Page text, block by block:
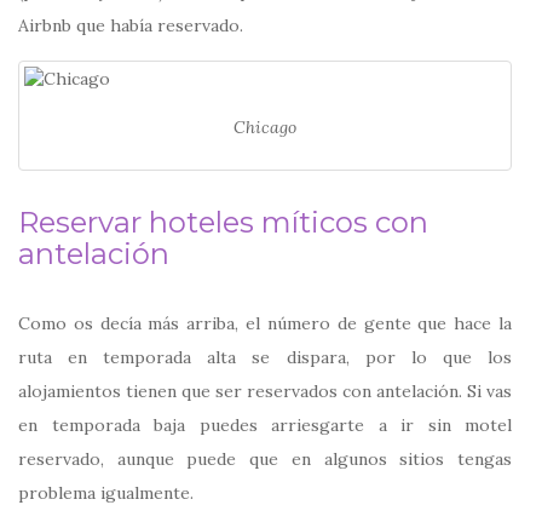
Airbnb que había reservado.
Chicago
Reservar hoteles míticos con
antelación
Como os decía más arriba, el número de gente que hace la
ruta en temporada alta se dispara, por lo que los
alojamientos tienen que ser reservados con antelación. Si vas
en temporada baja puedes arriesgarte a ir sin motel
reservado, aunque puede que en algunos sitios tengas
problema igualmente.